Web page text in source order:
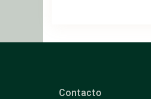
Contacto